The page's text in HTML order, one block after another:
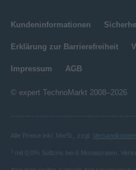
Kundeninformationen
Erklärung zur Barrierefreiheit
Impressum AGB
© expert TechnoMarkt 2008–2026
Alle Preise inkl. MwSt., zzgl. Versandkosten
mit 0,0% Sollzins bei 6 Monatsraten.